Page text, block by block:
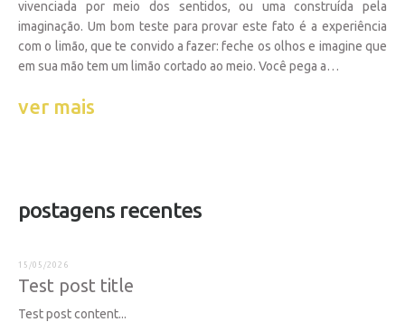
vivenciada por meio dos sentidos, ou uma construída pela
imaginação. Um bom teste para provar este fato é a experiência
com o limão, que te convido a fazer: feche os olhos e imagine que
em sua mão tem um limão cortado ao meio. Você pega a…
ver mais
postagens recentes
15/05/2026
Test post title
Test post content...